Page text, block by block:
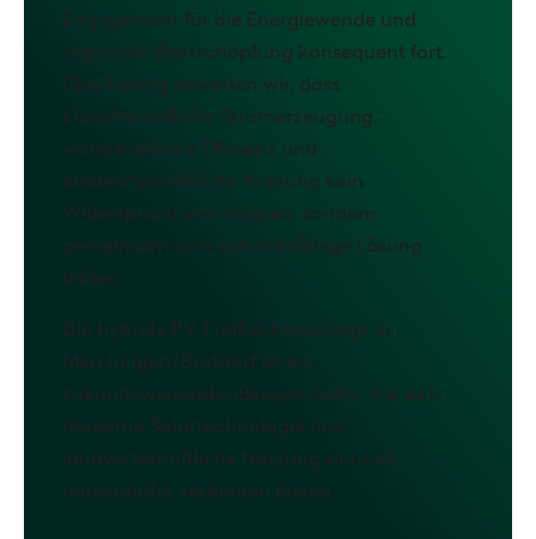
Engagement für die Energiewende und
regionale Wertschöpfung konsequent fort.
Gleichzeitig beweisen wir, dass
klimafreundliche Stromerzeugung,
wirtschaftliche Effizienz und
landwirtschaftliche Nutzung kein
Widerspruch sein müssen, sondern
gemeinsam eine zukunftsfähige Lösung
bilden.
Die hybride PV-Freiflächenanlage in
Merchingen/Brotdorf ist ein
zukunftsweisendes Beispiel dafür, wie sich
moderne Solartechnologie und
landwirtschaftliche Nutzung sinnvoll
miteinander verbinden lassen.